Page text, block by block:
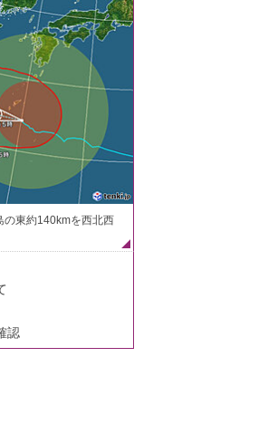
の東約140kmを西北西
認